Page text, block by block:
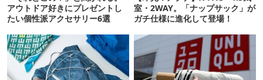
アウトドア好きにプレゼントし
たい個性派アクセサリー6選
室・2WAY。「ナップサック」が
ガチ仕様に進化して登場！